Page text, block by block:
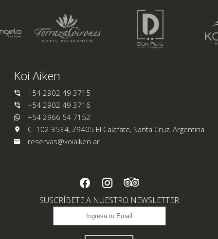
Koi Aiken
+54 2902 49 3715
+54 2902 49 3716
+54 2966 54 7152
C. 102 3534, Z9405 El Calafate, Santa Cruz, Argentina
reservas@koiaiken.ar
SUSCRÍBETE A NUESTRO NEWSLETTER